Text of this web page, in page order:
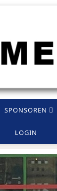
SPONSOREN
LOGIN